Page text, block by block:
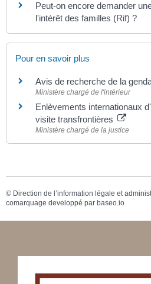
Peut-on encore demander
l'intérêt des familles (Rif) ?
Pour en savoir plus
Avis de recherche de la
Ministère chargé de l'intérieur
Enlèvements internationaux
visite transfrontières
Ministère chargé de la justice
© Direction de l’information légale et
comarquage developpé par baseo.io